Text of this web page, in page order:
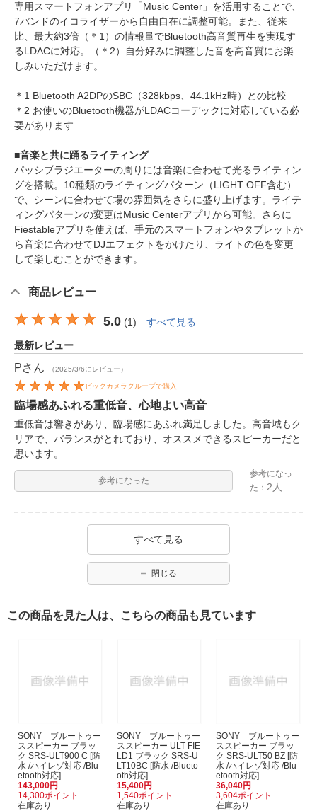
専用スマートフォンアプリ「Music Center」を活用することで、
7バンドのイコライザーから自由自在に調整可能。また、従来
比、最大約3倍（＊1）の情報量でBluetooth高音質再生を実現す
るLDACに対応。（＊2）自分好みに調整した音を高音質にお楽
しみいただけます。
＊1 Bluetooth A2DPのSBC（328kbps、44.1kHz時）との比較
＊2 お使いのBluetooth機器がLDACコーデックに対応している必
要があります
■音楽と共に踊るライティング
パッシブラジエーターの周りには音楽に合わせて光るライティン
グを搭載。10種類のライティングパターン（LIGHT OFF含む）
で、シーンに合わせて場の雰囲気をさらに盛り上げます。ライテ
ィングパターンの変更はMusic Centerアプリから可能。さらに
Fiestableアプリを使えば、手元のスマートフォンやタブレットか
ら音楽に合わせてDJエフェクトをかけたり、ライトの色を変更
して楽しむことができます。
商品レビュー
5.0 (1) すべて見る
最新レビュー
Pさん （2025/3/6にレビュー）
ビックカメラグループで購入
臨場感あふれる重低音、心地よい高音
重低音は響きがあり、臨場感にあふれ満足しました。高音域もク
リアで、バランスがとれており、オススメできるスピーカーだと
思います。
参考になった
参考になっ
た： 2人
すべて見る
閉じる
この商品を見た人は、こちらの商品も見ています
SONY ブルートゥー
ススピーカー ブラッ
ク SRS-ULT900 C [防
水 /ハイレゾ対応 /Blu
etooth対応]
143,000円
14,300ポイント
在庫あり
SONY ブルートゥー
ススピーカー ULT FIE
LD1 ブラック SRS-U
LT10BC [防水 /Blueto
oth対応]
15,400円
1,540ポイント
在庫あり
SONY ブルートゥー
ススピーカー ブラッ
ク SRS-ULT50 BZ [防
水 /ハイレゾ対応 /Blu
etooth対応]
36,040円
3,604ポイント
在庫あり